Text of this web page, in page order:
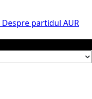
Despre partidul AUR